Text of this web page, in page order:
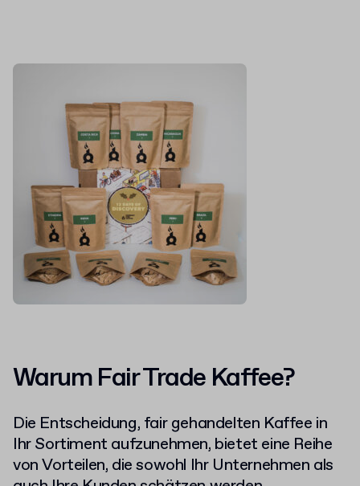
Warum Fair Trade Kaffee?
Die Entscheidung, fair gehandelten Kaffee in
Ihr Sortiment aufzunehmen, bietet eine Reihe
von Vorteilen, die sowohl Ihr Unternehmen als